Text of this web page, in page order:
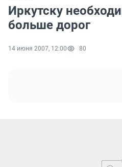
Иркутску
больше дорог
14 июня 2007, 12:00 80